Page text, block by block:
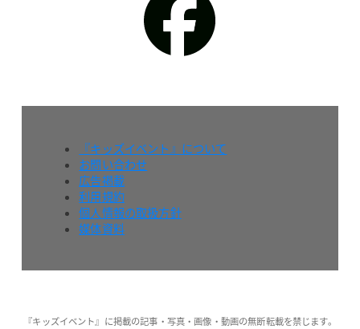
『キッズイベント』について
お問い合わせ
広告掲載
利用規約
個人情報の取扱方針
媒体資料
『キッズイベント』に掲載の記事・写真・画像・動画の無断転載を禁じます。